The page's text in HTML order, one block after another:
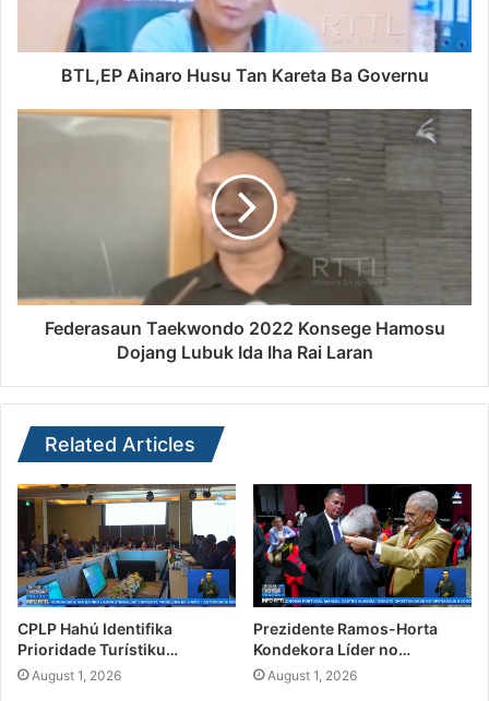
BTL,EP Ainaro Husu Tan Kareta Ba Governu
Federasaun Taekwondo 2022 Konsege Hamosu
Dojang Lubuk Ida Iha Rai Laran
Related Articles
CPLP Hahú Identifika
Prioridade Turístiku…
August 1, 2026
Prezidente Ramos-Horta
Kondekora Líder no…
August 1, 2026